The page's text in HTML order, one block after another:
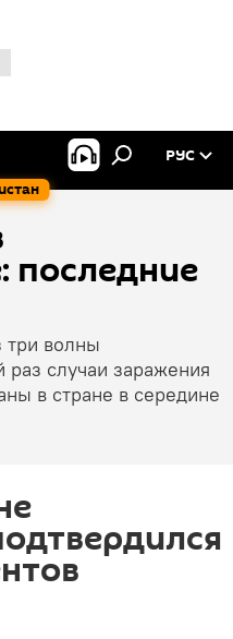
РУС
последние
три волны
случаи заражения
в стране в середине